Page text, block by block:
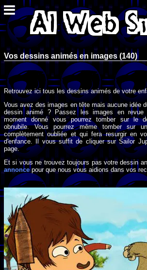
Vos dessins animés en images (140)
Retrouvez ici tous les dessins animés de votre
Vous avez des images en tête mais aucune idée
dessin animé ? Passez les images en
moment donné vous pourrez tomber sur le
obnubile. Vous pourrez même tomber sur
complètement oubliée et qui fera resurgir en
d'enfance. Il vous suffit de cliquer sur Sailor
page.
Et si vous ne trouvez toujours pas votre dessin
annoncepour que nous vous aidions dans vos